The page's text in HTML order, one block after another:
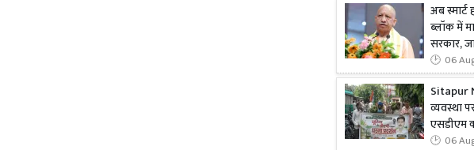
अब
ब्लॉक में
सरकार,
06
Sitapur
व्यवस्था
एसडीएम
06